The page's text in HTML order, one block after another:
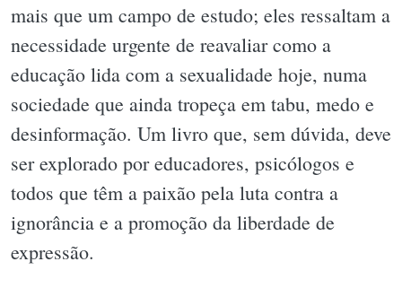
mais que um campo de estudo; eles ressaltam a
necessidade urgente de reavaliar como a
educação lida com a sexualidade hoje, numa
sociedade que ainda tropeça em tabu, medo e
desinformação. Um livro que, sem dúvida, deve
ser explorado por educadores, psicólogos e
todos que têm a paixão pela luta contra a
ignorância e a promoção da liberdade de
expressão.